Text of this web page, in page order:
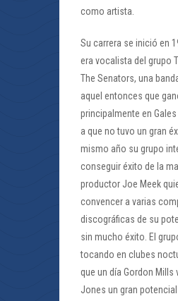
como artista.
Su carrera se inició en
era vocalista del grupo
The Senators, una
aquel entonces que
principalmente en Gales
a que no tuvo un gran
mismo año su grupo
conseguir éxito de la
productor Joe Meek
convencer a varias
discográficas de su
sin mucho éxito. El
tocando en clubes
que un día Gordon Mills
Jones un gran